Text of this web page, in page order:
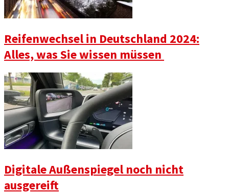
Reifenwechsel in Deutschland 2024:
Alles, was Sie wissen müssen
Digitale Außenspiegel noch nicht
ausgereift